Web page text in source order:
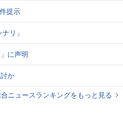
提示
リ」
に声明
か
ニュースランキングをもっと見る